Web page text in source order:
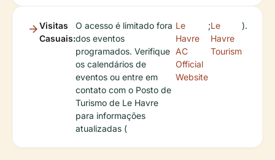
Visitas
Casuais:
O acesso é limitado fora
dos eventos
programados. Verifique
os calendários de
eventos ou entre em
contato com o Posto de
Turismo de Le Havre
para informações
atualizadas (
Le
Havre
AC
Official
Website
;Le
Havre
Tourism
).